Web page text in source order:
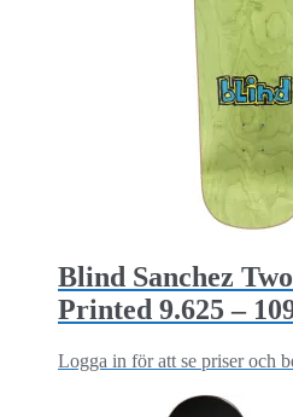
Blind Sanchez
Printed 9.625 –
Logga in för att se priser och